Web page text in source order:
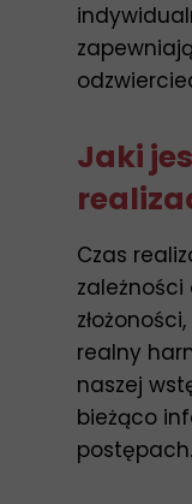
Jaki
Czas
zależności
realny
naszej
bieżąco
postępach.